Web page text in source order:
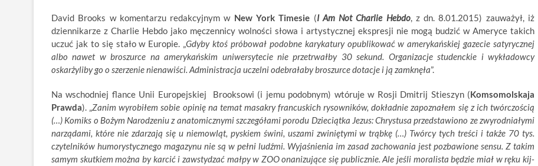
David Brooks w komentarzu redakcyjnym w New York Timesie (I Am Not Charlie Hebdo, z dn. 8.01.2015) zauważył, iż
dziennikarze z Charlie Hebdo jako męczennicy wolności słowa i artystycznej ekspresji nie mogą budzić w Ameryce takich
uczuć jak to się stało w Europie. „Gdyby ktoś próbował podobne karykatury opublikować w amerykańskiej gazecie satyrycznej
albo nawet w broszurce na amerykańskim uniwersytecie nie przetrwałby 30 sekund. Organizacje studenckie i wykładowcy
oskarżyliby go o szerzenie nienawiści. Administracja uczelni odebrałaby broszurce dotacje i ją zamknęła”.
Na wschodniej flance Unii Europejskiej Brooksowi (i jemu podobnym) wtóruje w Rosji Dmitrij Stieszyn (Komsomolskaja
Prawda). „Zanim wyrobiłem sobie opinię na temat masakry francuskich rysowników, dokładnie zapoznałem się z ich twórczością
(…) Komiks o Bożym Narodzeniu z anatomicznymi szczegółami porodu Dzieciątka Jezus:Chrystusa przedstawiono ze zwyrodniałymi
narządami, które nie zdarzają się u niemowląt, pyskiem świni, uszami zwiniętymi w trąbkę (…) Twórcy tych treści i także 70 tys.
czytelników humorystycznego magazynu nie są w pełni ludźmi. Wyjaśnienia im zasad zachowania jest pozbawione sensu. Z takim
samym skutkiem można by karcić i zawstydzać małpy w ZOO onanizujące się publicznie. Ale jeśli moralista będzie miał w ręku kij-